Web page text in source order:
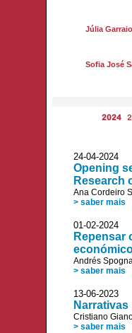
Júlia Garraio
Sofia José
2024
24-04-
Opening
Research
Ana Cordeiro
> saber mais
01-02-
Repensar
Andrés
> saber mais
13-06-
Cristiano
> saber mais